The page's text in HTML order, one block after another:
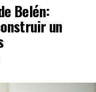
Belén:
un